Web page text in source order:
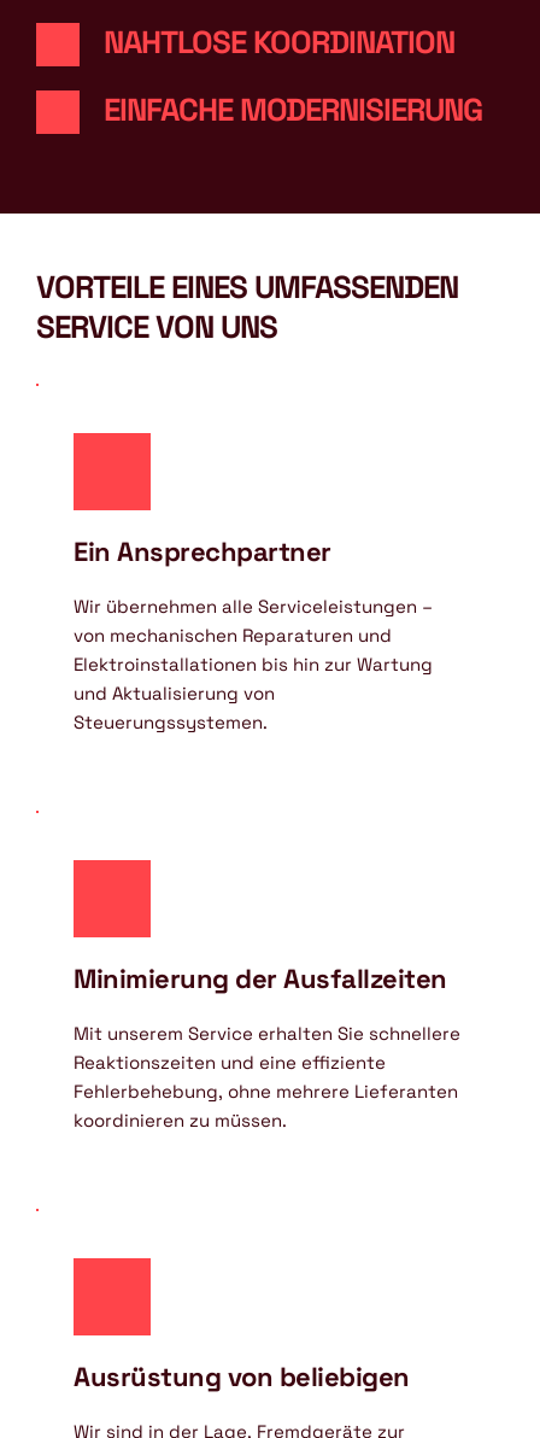
NAHTLOSE KOORDINATION
EINFACHE MODERNISIERUNG
VORTEILE EINES UMFASSENDEN
SERVICE VON UNS
Ein Ansprechpartner
Wir übernehmen alle Serviceleistungen –
von mechanischen Reparaturen und
Elektroinstallationen bis hin zur Wartung
und Aktualisierung von
Steuerungssystemen.
Minimierung der Ausfallzeiten
Mit unserem Service erhalten Sie schnellere
Reaktionszeiten und eine effiziente
Fehlerbehebung, ohne mehrere Lieferanten
koordinieren zu müssen.
Ausrüstung von beliebigen
Wir sind in der Lage, Fremdgeräte zur